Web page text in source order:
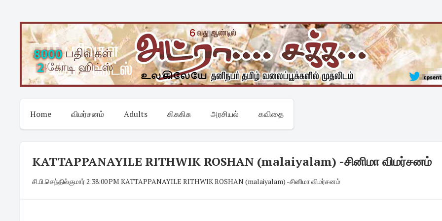
content
Home விமர்சனம் Adults கிசுகிசு அரசியல் கவிதை
KATTAPPANAYILE RITHWIK ROSHAN (malaiyalam) -சினிமா விமர்சனம்
சி.பி.செந்தில்குமார்·2:38:00 PM ·KATTAPPANAYILE RITHWIK ROSHAN (malaiyalam) -சினிமா விமர்சனம்